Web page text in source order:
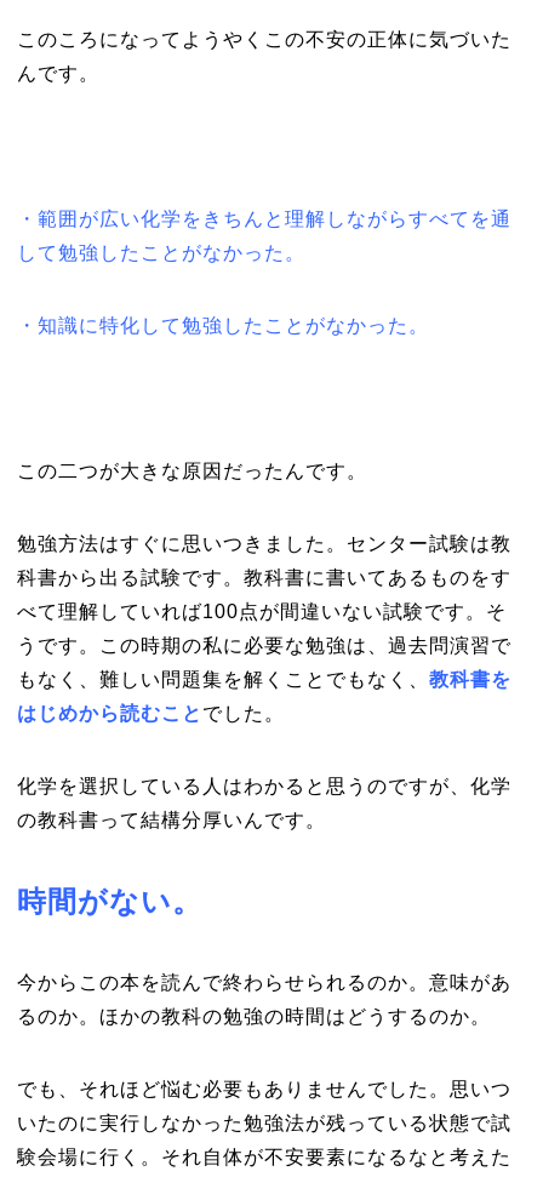
このころになってようやくこの不安の正体に気づいた
んです。
・範囲が広い化学をきちんと理解しながらすべてを通
して勉強したことがなかった。
・知識に特化して勉強したことがなかった。
この二つが大きな原因だったんです。
勉強方法はすぐに思いつきました。センター試験は教
科書から出る試験です。教科書に書いてあるものをす
べて理解していれば100点が間違いない試験です。そ
うです。この時期の私に必要な勉強は、過去問演習で
もなく、難しい問題集を解くことでもなく、 教科書を
はじめから読むこと でした。
化学を選択している人はわかると思うのですが、化学
の教科書って結構分厚いんです。
時間がない。
今からこの本を読んで終わらせられるのか。意味があ
るのか。ほかの教科の勉強の時間はどうするのか。
でも、それほど悩む必要もありませんでした。思いつ
いたのに実行しなかった勉強法が残っている状態で試
験会場に行く。それ自体が不安要素になるなと考えた